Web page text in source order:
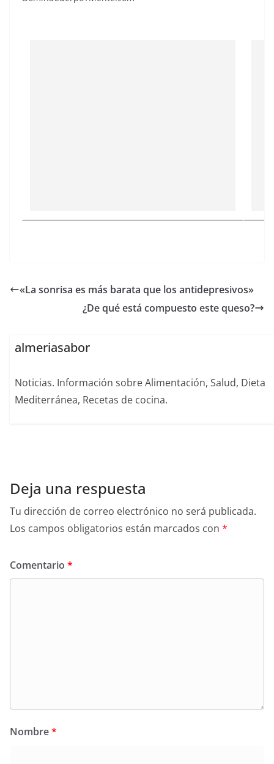
«La sonrisa es más barata que los antidepresivos»
¿De qué está compuesto este queso?
almeriasabor
Noticias. Información sobre Alimentación, Salud, Dieta
Mediterránea, Recetas de cocina.
Deja una respuesta
Tu dirección de correo electrónico no será publicada.
Los campos obligatorios están marcados con *
Comentario *
Nombre*